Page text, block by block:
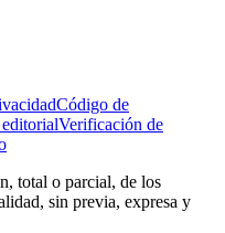
Código de
Verificación de
total o parcial, de los
sin previa, expresa y